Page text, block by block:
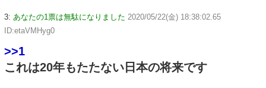
3: あなたの1票は無駄になりました 2020/05/22(金) 18:38:02.65
ID:etaVMHyg0
>>1
これは20年もたたない日本の将来です